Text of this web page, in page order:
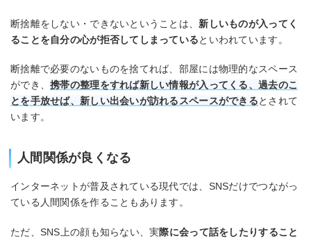
断捨離をしない・できないということは、 新しいものが入ってく
ることを自分の心が拒否してしまっているといわれています。
断捨離で必要のないものを捨てれば、部屋には物理的なスペース
ができ、携帯の整理をすれば新しい情報が入ってくる、過去のこ
とを手放せば、新しい出会いが訪れるスペースができるとされて
います。
人間関係が良くなる
インターネットが普及されている現代では、SNSだけでつながっ
ている人間関係を作ることもあります。
ただ、SNS上の顔も知らない、実際に会って話をしたりすること